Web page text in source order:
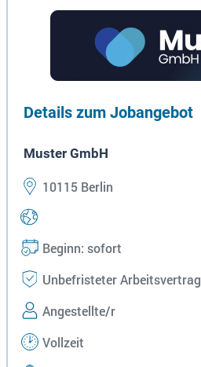
Details zum Jobangebot
Muster GmbH
10115 Berlin
Beginn: sofort
Unbefristeter Arbeitsvertrag
Angestellte/r
Vollzeit